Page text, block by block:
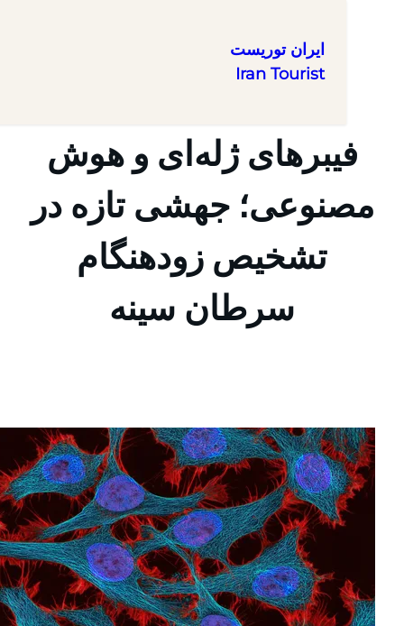
ایران توریست
Iran Tourist
ژله‌ای و هوش
جهشی تازه در
تشخیص زودهنگام
سرطان سینه